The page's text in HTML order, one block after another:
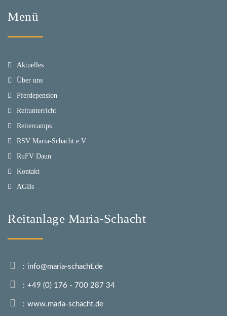
Menü
Aktuelles
Über uns
Pferdepension
Reitunterricht
Reitercamps
RSV Maria-Schacht e.V.
RuFV Daun
Kontakt
AGBs
Reitanlage Maria-Schacht
info@maria-schacht.de
+49 (0) 176 - 700 287 34
www.maria-schacht.de